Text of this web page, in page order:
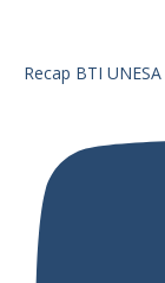
Recap BTI